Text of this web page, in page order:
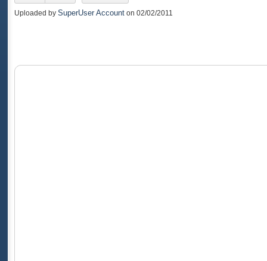
Uploaded by SuperUser Account on 02/02/2011